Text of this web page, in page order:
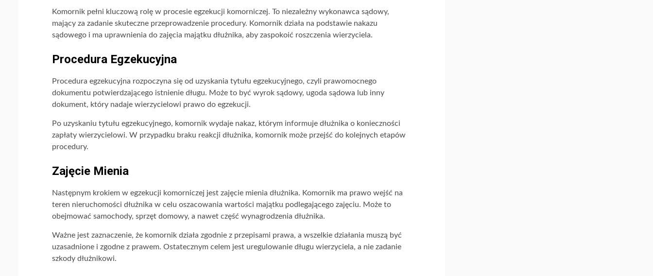
Komornik pełni kluczową rolę w procesie egzekucji komorniczej. To niezależny wykonawca sądowy,
mający za zadanie skuteczne przeprowadzenie procedury. Komornik działa na podstawie nakazu
sądowego i ma uprawnienia do zajęcia majątku dłużnika, aby zaspokoić roszczenia wierzyciela.
Procedura Egzekucyjna
Procedura egzekucyjna rozpoczyna się od uzyskania tytułu egzekucyjnego, czyli prawomocnego
dokumentu potwierdzającego istnienie długu. Może to być wyrok sądowy, ugoda sądowa lub inny
dokument, który nadaje wierzycielowi prawo do egzekucji.
Po uzyskaniu tytułu egzekucyjnego, komornik wydaje nakaz, którym informuje dłużnika o konieczności
zapłaty wierzycielowi. W przypadku braku reakcji dłużnika, komornik może przejść do kolejnych etapów
procedury.
Zajęcie Mienia
Następnym krokiem w egzekucji komorniczej jest zajęcie mienia dłużnika. Komornik ma prawo wejść na
teren nieruchomości dłużnika w celu oszacowania wartości majątku podlegającego zajęciu. Może to
obejmować samochody, sprzęt domowy, a nawet część wynagrodzenia dłużnika.
Ważne jest zaznaczenie, że komornik działa zgodnie z przepisami prawa, a wszelkie działania muszą być
uzasadnione i zgodne z prawem. Ostatecznym celem jest uregulowanie długu wierzyciela, a nie zadanie
szkody dłużnikowi.